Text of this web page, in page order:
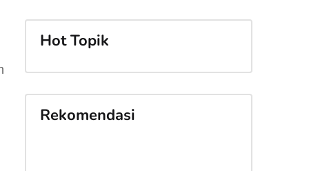
Hot Topik
Rekomendasi